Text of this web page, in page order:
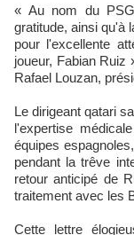
« Au nom du
gratitude, ainsi qu'à
pour l'excellente
joueur, Fabian Ruiz
Rafael Louzan,
Le dirigeant qatari
l'expertise
équipes
pendant la trêve
retour anticipé de
traitement avec les
Cette lettre